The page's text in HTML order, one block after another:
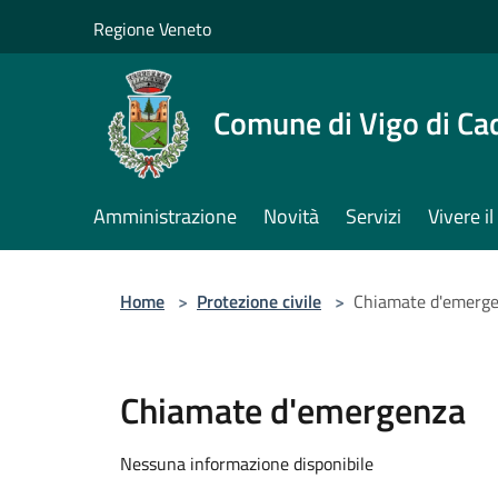
Regione Veneto
Comune di Vigo di
Amministrazione Novità Servizi Vivere
Home > Protezione civile > Chiamate
Chiamate d'emergenza
Nessuna informazione disponibile